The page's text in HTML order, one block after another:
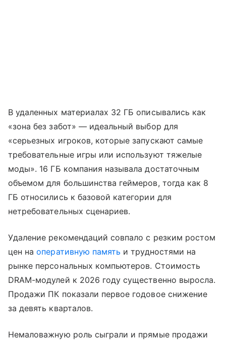
В удаленных материалах 32 ГБ описывались как
«зона без забот» — идеальный выбор для
«серьезных игроков, которые запускают самые
требовательные игры или используют тяжелые
моды». 16 ГБ компания называла достаточным
объемом для большинства геймеров, тогда как 8
ГБ относились к базовой категории для
нетребовательных сценариев.
Удаление рекомендаций совпало с резким ростом
цен наоперативную память и трудностями на
рынке персональных компьютеров. Стоимость
DRAM-модулей к 2026 году существенно выросла.
Продажи ПК показали первое годовое снижение
за девять кварталов.
Немаловажную роль сыграли и прямые продажи